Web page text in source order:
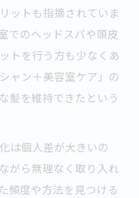
ットも指摘されていま
でのヘッドスパや頭皮
トを行う方も少なくあ
ャン＋美容室ケア」の
髪を維持できたという
は個人差が大きいの
がら無理なく取り入れ
頻度や方法を見つける